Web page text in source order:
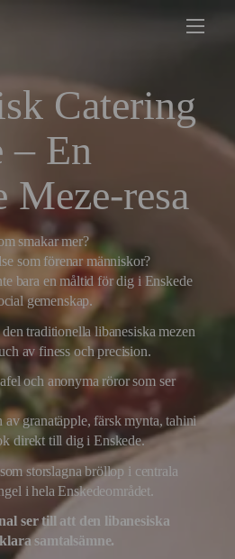
Catering
– En
Meze-resa
smakar mer?
som förenar människor?
bara en måltid för dig i Enskede
gemenskap.
traditionella libanesiska mezen
av finess och precision.
och anonyma röror som ser
granatäpple, färsk mynta, tahini
direkt till dig i Enskede.
storslagna bröllop i centrala
i hela Enskedeområdet.
ser till att den libanesiska
samtalsämne.